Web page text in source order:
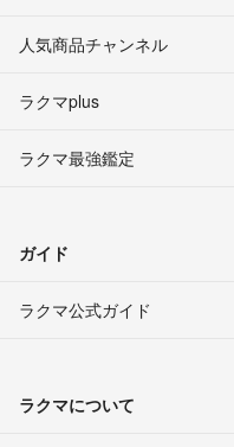
人気商品チャンネル
ラクマplus
ラクマ最強鑑定
ガイド
ラクマ公式ガイド
ラクマについて